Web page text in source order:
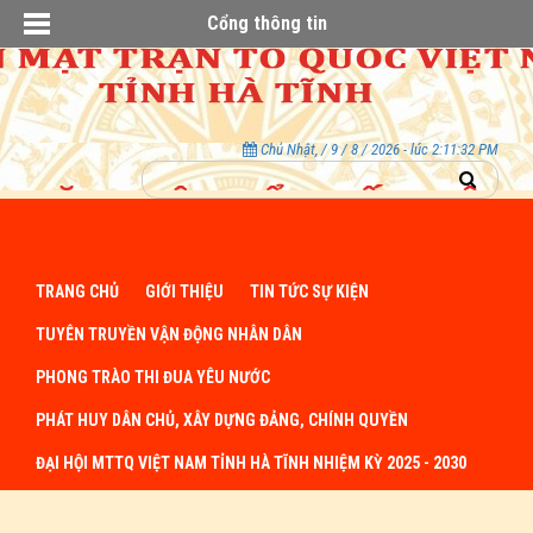
Cổng thông tin
Chủ Nhật, / 9 / 8 / 2026 - lúc 2:11:33 PM
TRANG CHỦ GIỚI THIỆU TIN TỨC SỰ KIỆN
TUYÊN TRUYỀN VẬN ĐỘNG NHÂN DÂN
PHONG TRÀO THI ĐUA YÊU NƯỚC
PHÁT HUY DÂN CHỦ, XÂY DỰNG ĐẢNG, CHÍNH QUYỀN
ĐẠI HỘI MTTQ VIỆT NAM TỈNH HÀ TĨNH NHIỆM KỲ 2025 - 2030